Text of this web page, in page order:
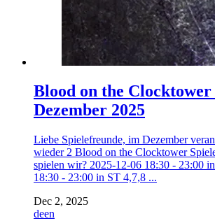
Blood on the
Dezember 2025
Liebe Spielefreunde, im Dezember
wieder 2 Blood on the Clocktower
spielen wir? 2025-12-06 18:30 - 23:00
18:30 - 23:00 in ST 4,7,8 ...
Dec 2, 2025
deen